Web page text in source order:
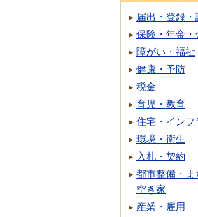
届出・登録・
保険・年金・
障がい・福祉
健康・予防
税金
育児・教育
住宅・インフ
環境・衛生
入札・契約
都市整備・ま
空き家
産業・雇用